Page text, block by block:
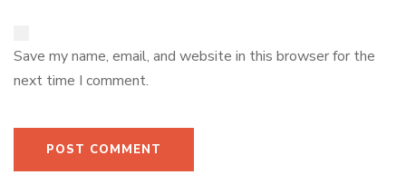
Save my name, email, and website in this browser for the
next time I comment.